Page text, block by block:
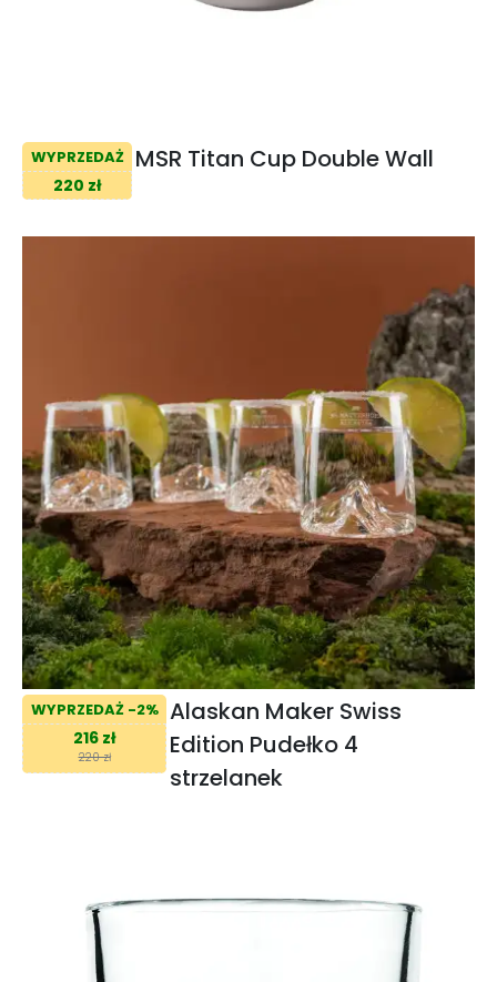
WYPRZEDAŻ
220 zł
MSR Titan Cup Double Wall
WYPRZEDAŻ -2%
216 zł
220 zł
Alaskan Maker Swiss
Edition Pudełko 4
strzelanek